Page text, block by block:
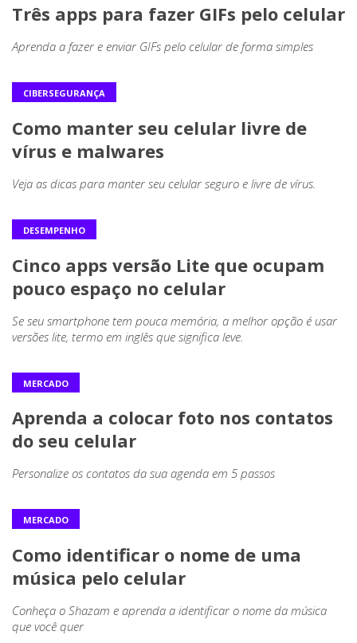
Três apps para fazer GIFs pelo celular
Aprenda a fazer e enviar GIFs pelo celular de forma simples
CIBERSEGURANÇA
Como manter seu celular livre de
vírus e malwares
Veja as dicas para manter seu celular seguro e livre de vírus.
DESEMPENHO
Cinco apps versão Lite que ocupam
pouco espaço no celular
Se seu smartphone tem pouca memória, a melhor opção é usar
versões lite, termo em inglês que significa leve.
MERCADO
Aprenda a colocar foto nos contatos
do seu celular
Personalize os contatos da sua agenda em 5 passos
MERCADO
Como identificar o nome de uma
música pelo celular
Conheça o Shazam e aprenda a identificar o nome da música
que você quer